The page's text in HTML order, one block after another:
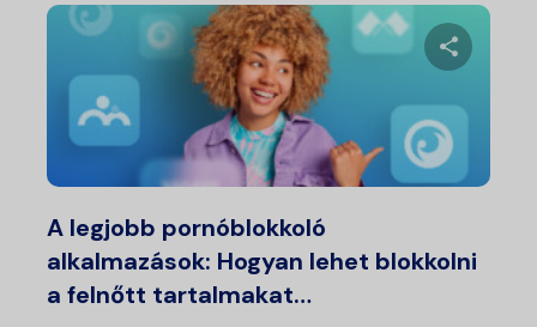
Ossza
A legjobb pornóblokkoló
alkalmazások: Hogyan lehet blokkolni
a felnőtt tartalmakat…